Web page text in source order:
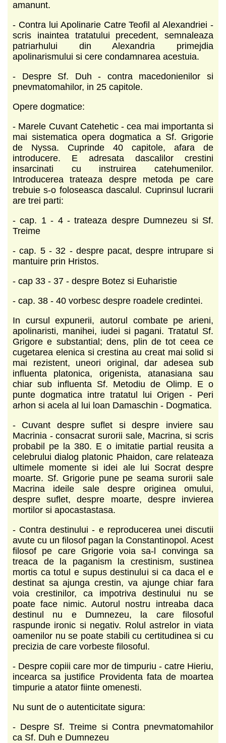
amanunt.
- Contra lui Apolinarie Catre Teofil al Alexandriei -
scris inaintea tratatului precedent, semnaleaza
patriarhului din Alexandria primejdia
apolinarismului si cere condamnarea acestuia.
- Despre Sf. Duh - contra macedonienilor si
pnevmatomahilor, in 25 capitole.
Opere dogmatice:
- Marele Cuvant Catehetic - cea mai importanta si
mai sistematica opera dogmatica a Sf. Grigorie
de Nyssa. Cuprinde 40 capitole, afara de
introducere. E adresata dascalilor crestini
insarcinati cu instruirea catehumenilor.
Introducerea trateaza despre metoda pe care
trebuie s-o foloseasca dascalul. Cuprinsul lucrarii
are trei parti:
- cap. 1 - 4 - trateaza despre Dumnezeu si Sf.
Treime
- cap. 5 - 32 - despre pacat, despre intrupare si
mantuire prin Hristos.
- cap 33 - 37 - despre Botez si Euharistie
- cap. 38 - 40 vorbesc despre roadele credintei.
In cursul expunerii, autorul combate pe arieni,
apolinaristi, manihei, iudei si pagani. Tratatul Sf.
Grigore e substantial; dens, plin de tot ceea ce
cugetarea elenica si crestina au creat mai solid si
mai rezistent, uneori original, dar adesea sub
influenta platonica, origenista, atanasiana sau
chiar sub influenta Sf. Metodiu de Olimp. E o
punte dogmatica intre tratatul lui Origen - Peri
arhon si acela al lui loan Damaschin - Dogmatica.
- Cuvant despre suflet si despre inviere sau
Macrinia - consacrat surorii sale, Macrina, si scris
probabil pe la 380. E o imitatie partial reusita a
celebrului dialog platonic Phaidon, care relateaza
ultimele momente si idei ale lui Socrat despre
moarte. Sf. Grigorie pune pe seama surorii sale
Macrina ideile sale despre originea omului,
despre suflet, despre moarte, despre invierea
mortilor si apocastastasa.
- Contra destinului - e reproducerea unei discutii
avute cu un filosof pagan la Constantinopol. Acest
filosof pe care Grigorie voia sa-l convinga sa
treaca de la paganism la crestinism, sustinea
mortis ca totul e supus destinului si ca daca el e
destinat sa ajunga crestin, va ajunge chiar fara
voia crestinilor, ca impotriva destinului nu se
poate face nimic. Autorul nostru intreaba daca
destinul nu e Dumnezeu, la care filosoful
raspunde ironic si negativ. Rolul astrelor in viata
oamenilor nu se poate stabili cu certitudinea si cu
precizia de care vorbeste filosoful.
- Despre copiii care mor de timpuriu - catre Hieriu,
incearca sa justifice Providenta fata de moartea
timpurie a atator fiinte omenesti.
Nu sunt de o autenticitate sigura:
- Despre Sf. Treime si Contra pnevmatomahilor
ca Sf. Duh e Dumnezeu